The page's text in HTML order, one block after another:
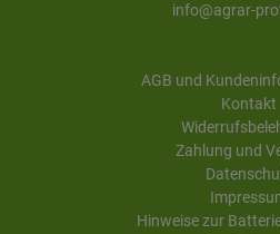
info@agrar-
AGB und
Kontakt
Zahlung und
Hinweise zur